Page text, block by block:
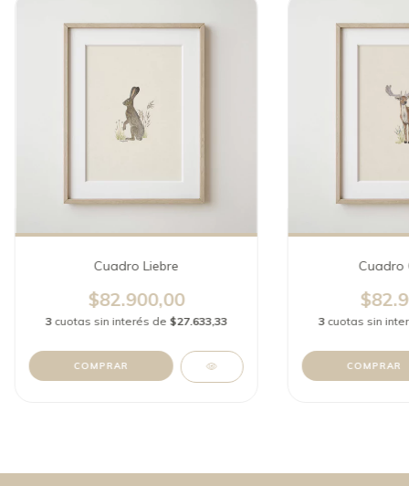
Cuadro Liebre
$82.900,00
3 cuotas sin interés de $27.633,33
COMPRAR
Cuadro
3 cuotas sin
COMPRAR